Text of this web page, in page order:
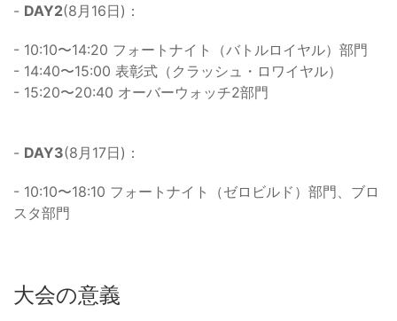
- DAY2(8月16日)：
- 10:10〜14:20 フォートナイト（バトルロイヤル）部門
- 14:40〜15:00 表彰式（クラッシュ・ロワイヤル）
- 15:20〜20:40 オーバーウォッチ2部門
- DAY3(8月17日)：
- 10:10〜18:10 フォートナイト（ゼロビルド）部門、ブロ
スタ部門
大会の意義